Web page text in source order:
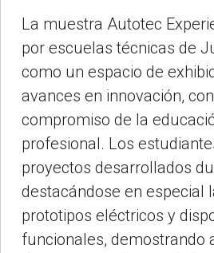
La muestra Autotec
por escuelas técnicas de
como un espacio de
avances en innovación,
compromiso de la
profesional. Los
proyectos desarrollados
destacándose en especial
prototipos eléctricos y
funcionales, demostrando